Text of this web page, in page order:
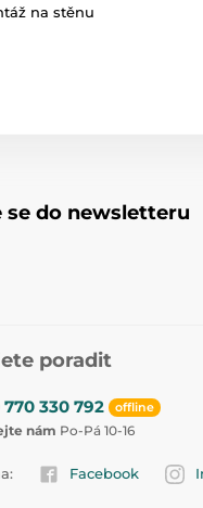
na stěnu
se do newsletteru
poradit
770 330 792 offline
nám Po-Pá 10-16
Facebook